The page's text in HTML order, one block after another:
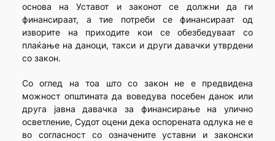
основа на Уставот и законот се должни да ги
финансираат, а тие потреби се финансираат од
изворите на приходите кои се обезбедуваат со
плаќање на даноци, такси и други давачки утврдени
со закон.
Со оглед на тоа што со закон не е предвидена
можност општината да воведува посебен данок или
друга јавна давачка за финансирање на улично
осветление, Судот оцени дека оспорената одлука не е
во согласност со означените уставни и законски